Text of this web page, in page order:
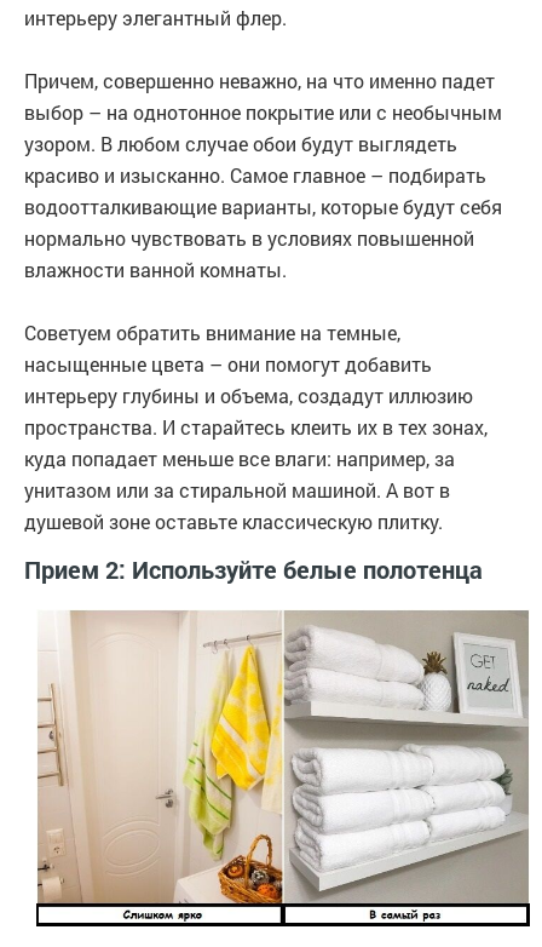
интерьеру элегантный флер.
Причем, совершенно неважно, на что именно падет
выбор – на однотонное покрытие или с необычным
узором. В любом случае обои будут выглядеть
красиво и изысканно. Самое главное – подбирать
водоотталкивающие варианты, которые будут себя
нормально чувствовать в условиях повышенной
влажности ванной комнаты.
Советуем обратить внимание на темные,
насыщенные цвета – они помогут добавить
интерьеру глубины и объема, создадут иллюзию
пространства. И старайтесь клеить их в тех зонах,
куда попадает меньше все влаги: например, за
унитазом или за стиральной машиной. А вот в
душевой зоне оставьте классическую плитку.
Прием 2: Используйте белые полотенца